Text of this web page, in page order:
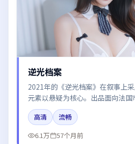
逆光档案
2021年的《逆光档案》在叙事上
元素以悬疑为核心。出品面向法
枫、汤唯、雷佳音所饰角色推动关
发讨论。
高清
流畅
6.1万
57个月前